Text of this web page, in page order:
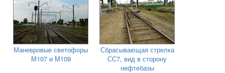
Маневровые светофоры
М107 и М109
Сбрасывающая стрелка
СС7, вид в сторону
нефтебазы